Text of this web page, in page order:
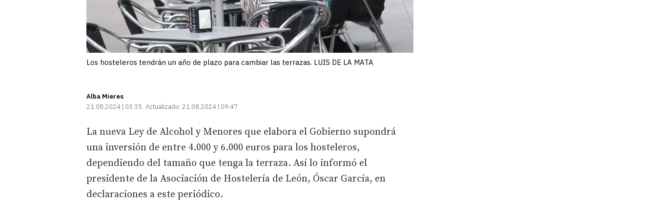
Los hosteleros tendrán un año de plazo para cambiar las terrazas. LUIS DE LA MATA
Alba Mieres
21.08.2024 | 03:35 Actualizado: 21.08.2024 | 09:47
La nueva Ley de Alcohol y Menores que elabora el Gobierno supondrá
una inversión de entre 4.000 y 6.000 euros para los hosteleros,
dependiendo del tamaño que tenga la terraza. Así lo informó el
presidente de la Asociación de Hostelería de León, Óscar García, en
declaraciones a este periódico.